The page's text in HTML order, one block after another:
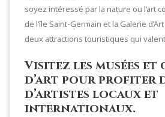
soyez intéressé par la nature ou l’art
de l’île Saint-Germain et la Galerie
deux attractions touristiques qui
Visitez les musées et
d’art pour profiter
d’artistes locaux et
internationaux.